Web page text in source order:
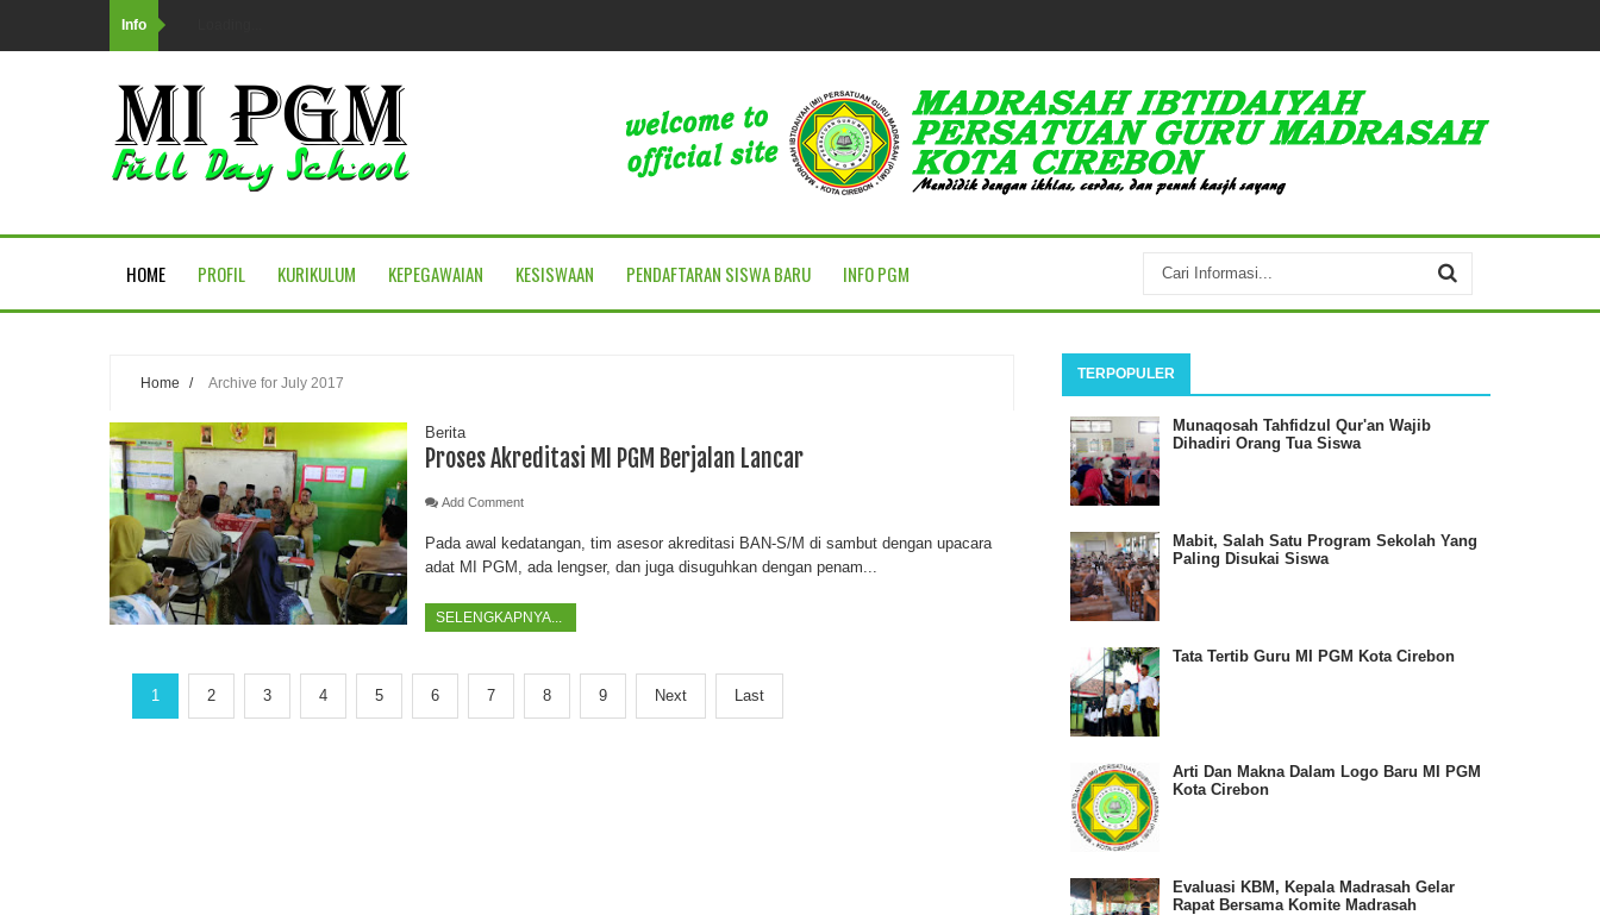
Info
HOME PROFIL KURIKULUM KEPEGAWAIAN KESISWAAN PENDAFTARAN SISWA BARU INFO PGM
Home / Archive for July 2017
Berita
Proses Akreditasi MI PGM Berjalan Lancar
Add Comment
Pada awal kedatangan, tim asesor akreditasi BAN-S/M di sambut dengan upacara
adat MI PGM, ada lengser, dan juga disuguhkan dengan penam...
SELENGKAPNYA...
1 2 3 4 5 6 7 8 9 Next Last
TERPOPULER
Munaqosah Tahfidzul Qur'an Wajib
Dihadiri Orang Tua Siswa
Mabit, Salah Satu Program Sekolah Yang
Paling Disukai Siswa
Tata Tertib Guru MI PGM Kota Cirebon
Arti Dan Makna Dalam Logo Baru MI PGM
Kota Cirebon
Evaluasi KBM, Kepala Madrasah Gelar
Rapat Bersama Komite Madrasah